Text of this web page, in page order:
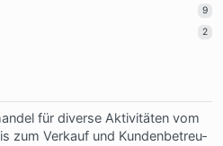
9
2
für di­ver­se Ak­ti­vi­tä­ten vom
zum Ver­kauf und Kun­den­be­treu­